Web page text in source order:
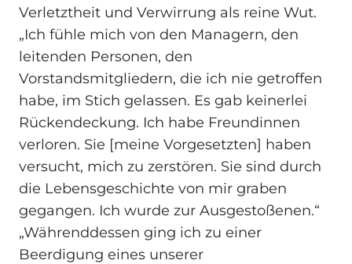
Verletztheit und Verwirrung als reine Wut.
„Ich fühle mich von den Managern, den
leitenden Personen, den
Vorstandsmitgliedern, die ich nie getroffen
habe, im Stich gelassen. Es gab keinerlei
Rückendeckung. Ich habe Freundinnen
verloren. Sie [meine Vorgesetzten] haben
versucht, mich zu zerstören. Sie sind durch
die Lebensgeschichte von mir graben
gegangen. Ich wurde zur Ausgestoßenen.“
„Währenddessen ging ich zu einer
Beerdigung eines unserer